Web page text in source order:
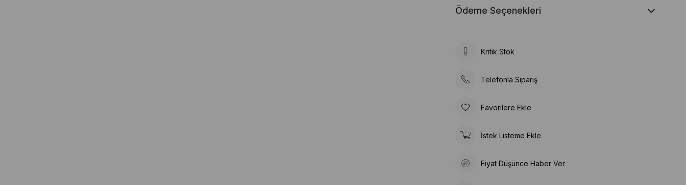
Ödeme Seçenekleri
Kritik Stok
Telefonla Sipariş
Favorilere Ekle
İstek Listeme Ekle
Fiyat Düşünce Haber Ver